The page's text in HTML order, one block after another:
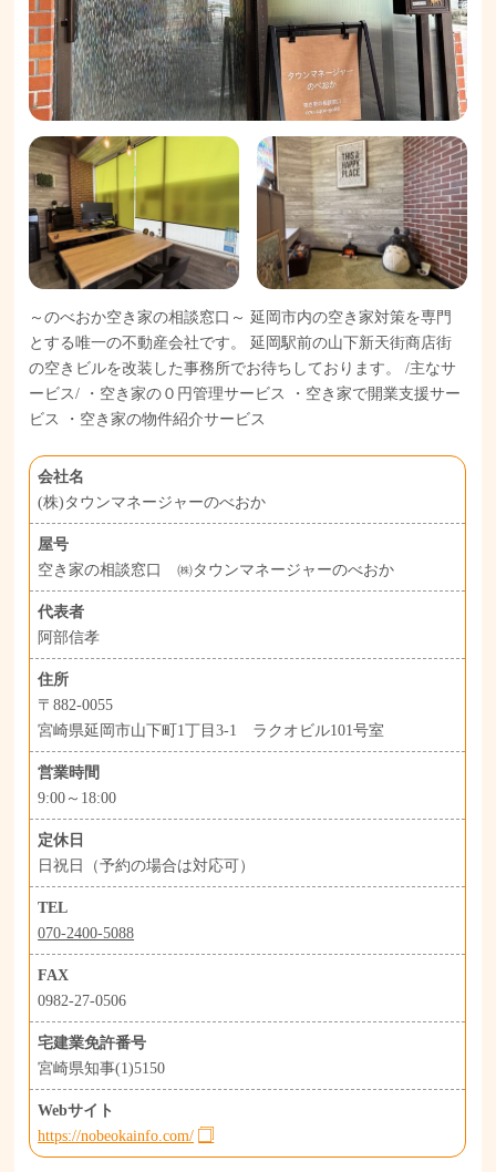
～のべおか空き家の相談窓口～ 延岡市内の空き家対策を専門
とする唯一の不動産会社です。 延岡駅前の山下新天街商店街
の空きビルを改装した事務所でお待ちしております。 /主なサ
ービス/ ・空き家の０円管理サービス ・空き家で開業支援サー
ビス ・空き家の物件紹介サービス
会社名
(株)タウンマネージャーのべおか
屋号
空き家の相談窓口 ㈱タウンマネージャーのべおか
代表者
阿部信孝
住所
〒882-0055
宮崎県延岡市山下町1丁目3-1 ラクオビル101号室
営業時間
9:00～18:00
定休日
日祝日（予約の場合は対応可）
TEL
070-2400-5088
FAX
0982-27-0506
宅建業免許番号
宮崎県知事(1)5150
Webサイト
https://nobeokainfo.com/